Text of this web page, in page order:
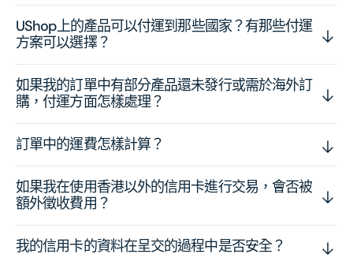
UShop上的產品可以付運到那些國家？有那些付運
方案可以選擇？
如果我的訂單中有部分產品還未發行或需於海外訂
購，付運方面怎樣處理？
訂單中的運費怎樣計算？
如果我在使用香港以外的信用卡進行交易，會否被
額外徵收費用？
我的信用卡的資料在呈交的過程中是否安全？